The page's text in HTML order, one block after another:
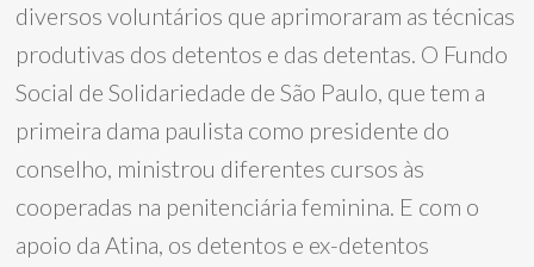
diversos voluntários que aprimoraram as técnicas
produtivas dos detentos e das detentas. O Fundo
Social de Solidariedade de São Paulo, que tem a
primeira dama paulista como presidente do
conselho, ministrou diferentes cursos às
cooperadas na penitenciária feminina. E com o
apoio da Atina, os detentos e ex-detentos